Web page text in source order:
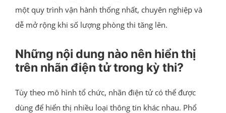
một quy trình vận hành thống nhất, chuyên nghiệp và
dễ mở rộng khi số lượng phòng thi tăng lên.
Những nội dung nào nên hiển thị
trên nhãn điện tử trong kỳ thi?
Tùy theo mô hình tổ chức, nhãn điện tử có thể được
dùng để hiển thị nhiều loại thông tin khác nhau. Phổ